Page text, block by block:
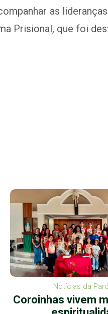
as
Prisional, que foi
Notícias da
Coroinhas vivem